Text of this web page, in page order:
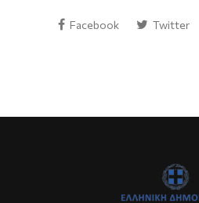
Facebook Twitter